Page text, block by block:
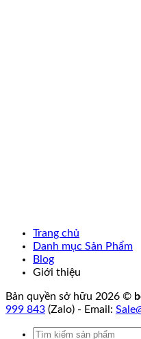
Trang chủ
Danh mục Sản Phẩm
Blog
Giới thiệu
Bản quyền sở hữu 2026 ©
999 843 (Zalo) - Email:
Tìm